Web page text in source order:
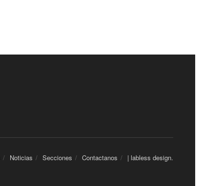
Noticias Secciones Contactanos | labless design.